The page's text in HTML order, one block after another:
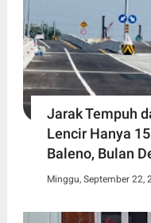
Jarak Tempuh
Lencir Hanya
Baleno, Bulan
Minggu, September 22,